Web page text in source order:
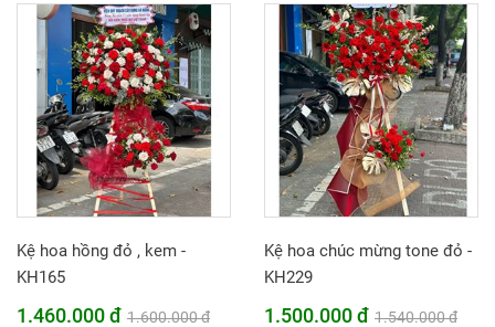
Kệ hoa hồng đỏ , kem -
KH165
1.460.000 đ 1.600.000 đ
Kệ hoa chúc mừng tone đỏ -
KH229
1.500.000 đ 1.540.000 đ